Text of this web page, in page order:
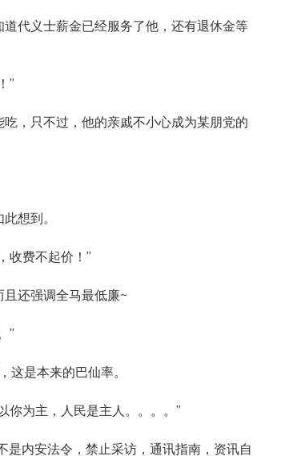
代义士薪金已经服务了他，还有退休金等
”
，只不过，他的亲戚不小心成为某朋党的
想到。
收费不起价！”
还强调全马最低廉~
”
是本来的巴仙率。
你为主，人民是主人。。。。”
是内安法令，禁止采访，通讯指南，资讯自